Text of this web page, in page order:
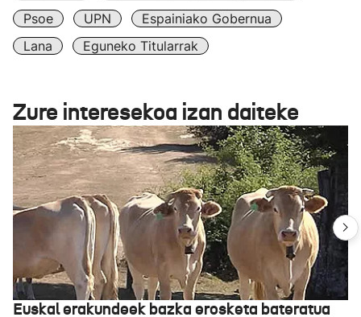
Psoe
UPN
Espainiako Gobernua
Lana
Eguneko Titularrak
Zure interesekoa izan daiteke
Euskal erakundeek bazka erosketa bateratua